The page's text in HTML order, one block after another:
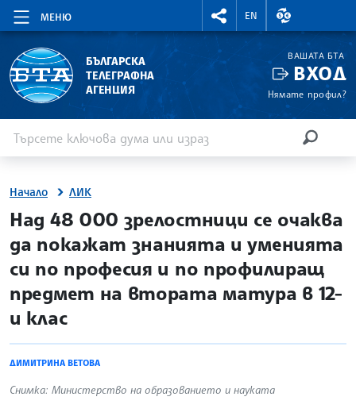
МЕНЮ
RIGHTMENU.SOCIAL
EN
ВАЛУТНИ
БЪЛГАРСКА
ТЕЛЕГРАФНА
АГЕНЦИЯ
ВАШАТА БТА
ВХОД
Нямате профил?
Начало ЛИК
site.bta
Над 48 000 зрелостници се очаква
да покажат знанията и уменията
си по професия и по профилиращ
предмет на втората матура в 12-
и клас
ДИМИТРИНА ВЕТОВА
Снимка: Министерство на образованието и науката